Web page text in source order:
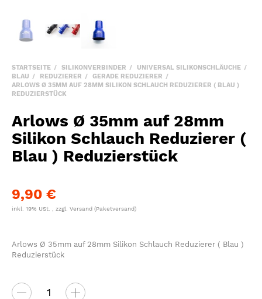
STARTSEITE SILIKONVERBINDER
UNIVERSAL SILIKONSCHLÄUCHE
BLAU
REDUZIERER
GERADE REDUZIERER
ARLOWS Ø 35MM AUF 28MM SILIKON SCHLAUCH REDUZIERER ( BLAU )
REDUZIERSTÜCK
Arlows Ø 35mm auf 28mm
Silikon Schlauch Reduzierer (
Blau ) Reduzierstück
9,90 €
inkl. 19% USt. , zzgl. Versand (Paketversand)
Arlows Ø 35mm auf 28mm Silikon Schlauch Reduzierer ( Blau )
Reduzierstück